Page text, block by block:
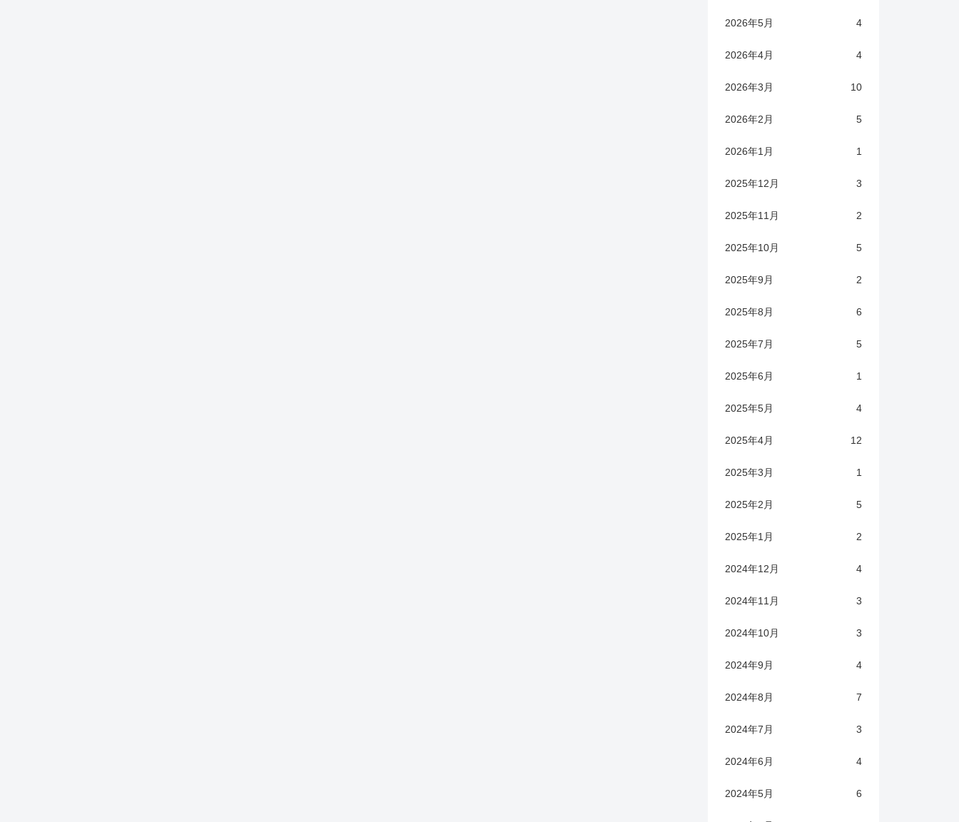
2026年5月 4
2026年4月 4
2026年3月 10
2026年2月 5
2026年1月 1
2025年12月 3
2025年11月 2
2025年10月 5
2025年9月 2
2025年8月 6
2025年7月 5
2025年6月 1
2025年5月 4
2025年4月 12
2025年3月 1
2025年2月 5
2025年1月 2
2024年12月 4
2024年11月 3
2024年10月 3
2024年9月 4
2024年8月 7
2024年7月 3
2024年6月 4
2024年5月 6